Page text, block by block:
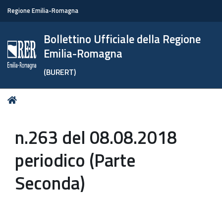
Regione Emilia-Romagna
Bollettino Ufficiale della Regione
Emilia-Romagna
(BURERT)
Tu
n.263 del 08.08.2018
periodico (Parte
Seconda)